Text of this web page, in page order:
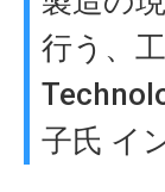
行う、
子氏 イ